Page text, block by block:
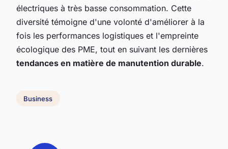
électriques à très basse consommation. Cette
diversité témoigne d'une volonté d'améliorer à la
fois les performances logistiques et l'empreinte
écologique des PME, tout en suivant les dernières
tendances en matière de manutention durable.
Business